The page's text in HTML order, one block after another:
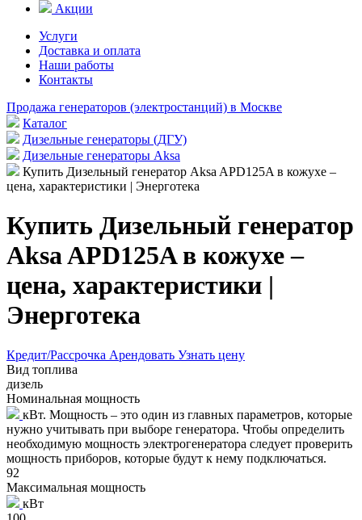
Акции
Услуги
Доставка и оплата
Наши работы
Контакты
Продажа генераторов (электростанций) в Москве
Каталог
Дизельные генераторы (ДГУ)
Дизельные генераторы Aksa
Купить Дизельный генератор Aksa APD125A в кожухе –
цена, характеристики | Энерготека
Купить Дизельный генератор
Aksa APD125A в кожухе –
цена, характеристики |
Энерготека
Кредит/Рассрочка Арендовать Узнать цену
Вид топлива
дизель
Номинальная мощность
кВт. Мощность – это один из главных параметров, которые
нужно учитывать при выборе генератора. Чтобы определить
необходимую мощность электрогенератора следует проверить
мощность приборов, которые будут к нему подключаться.
92
Максимальная мощность
кВт